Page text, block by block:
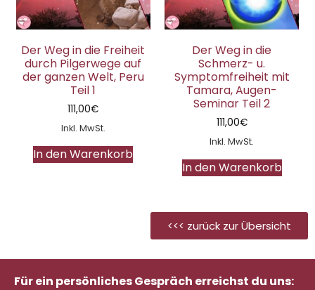
Der Weg in die Freiheit
durch Pilgerwege auf
der ganzen Welt, Peru
Teil 1
111,00€
Inkl. MwSt.
In den Warenkorb
Der Weg in die
Schmerz- u.
Symptomfreiheit mit
Tamara, Augen-
Seminar Teil 2
111,00€
Inkl. MwSt.
In den Warenkorb
<<< zurück zur Übersicht
Für ein persönliches Gespräch erreichst du uns: